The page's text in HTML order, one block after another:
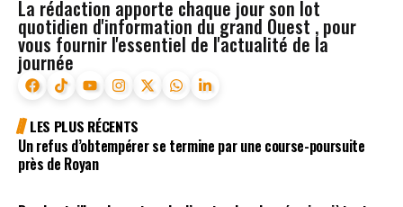
La rédaction apporte chaque jour son lot
quotidien d'information du grand Ouest , pour
vous fournir l'essentiel de l'actualité de la
journée
LES PLUS RÉCENTS
Un refus d’obtempérer se termine par une course-poursuite
près de Royan